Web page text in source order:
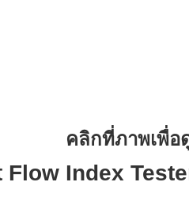
คลิกที่ภาพเพื่
Flow Index